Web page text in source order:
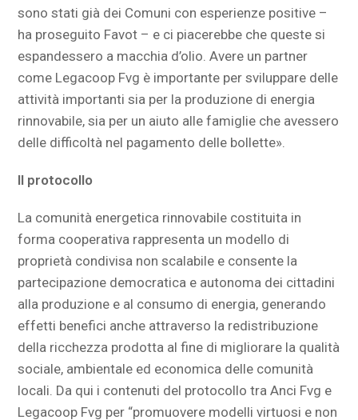
sono stati già dei Comuni con esperienze positive –
ha proseguito Favot – e ci piacerebbe che queste si
espandessero a macchia d’olio. Avere un partner
come Legacoop Fvg è importante per sviluppare delle
attività importanti sia per la produzione di energia
rinnovabile, sia per un aiuto alle famiglie che avessero
delle difficoltà nel pagamento delle bollette».
Il protocollo
La comunità energetica rinnovabile costituita in
forma cooperativa rappresenta un modello di
proprietà condivisa non scalabile e consente la
partecipazione democratica e autonoma dei cittadini
alla produzione e al consumo di energia, generando
effetti benefici anche attraverso la redistribuzione
della ricchezza prodotta al fine di migliorare la qualità
sociale, ambientale ed economica delle comunità
locali. Da qui i contenuti del protocollo tra Anci Fvg e
Legacoop Fvg per “promuovere modelli virtuosi e non